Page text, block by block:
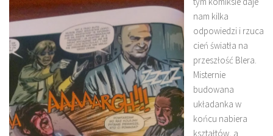
nam kilka
odpowiedzi i rzuca
cień światła na
przeszłość Blera.
Misternie
budowana
układanka w
końcu nabiera
kształtów, a